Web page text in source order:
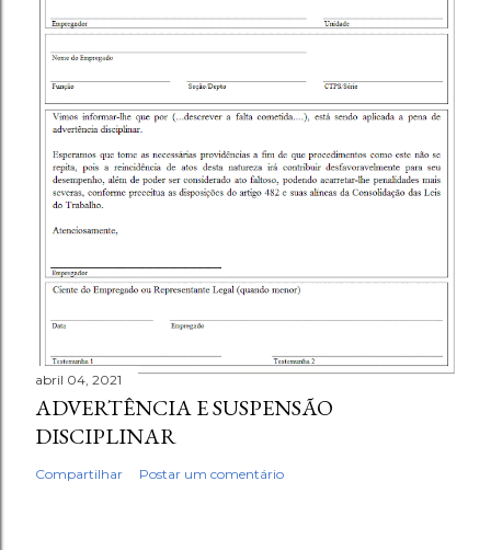
abril 04, 2021
ADVERTÊNCIA E SUSPENSÃO
DISCIPLINAR
Compartilhar Postar um comentário